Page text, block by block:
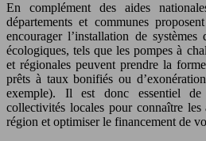
En complément des aides
départements et communes
encourager l’installation de
écologiques, tels que les pompes à
et régionales peuvent prendre la
prêts à taux bonifiés ou
exemple). Il est donc essentiel de
collectivités locales pour connaître
région et optimiser le financement de